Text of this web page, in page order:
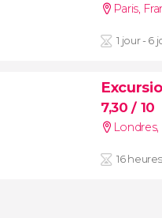
Paris,
1 jour - 6
7,30/ 10
Londres,
16 heures